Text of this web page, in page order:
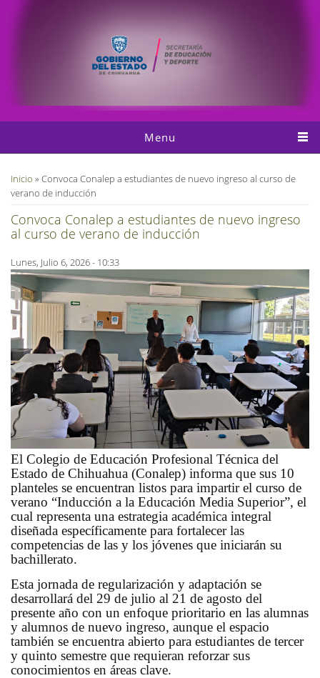
Menu
Usted está aquí
Inicio » Convoca Conalep a estudiantes de nuevo ingreso al curso de
verano de inducción
Convoca Conalep a estudiantes de nuevo ingreso
al curso de verano de inducción
Lunes, Julio 6, 2026 - 10:33
El Colegio de Educación Profesional Técnica del
Estado de Chihuahua (Conalep) informa que sus 10
planteles se encuentran listos para impartir el curso de
verano “Inducción a la Educación Media Superior”, el
cual representa una estrategia académica integral
diseñada específicamente para fortalecer las
competencias de las y los jóvenes que iniciarán su
bachillerato.
Esta jornada de regularización y adaptación se
desarrollará del 29 de julio al 21 de agosto del
presente año con un enfoque prioritario en las alumnas
y alumnos de nuevo ingreso, aunque el espacio
también se encuentra abierto para estudiantes de tercer
y quinto semestre que requieran reforzar sus
conocimientos en áreas clave.